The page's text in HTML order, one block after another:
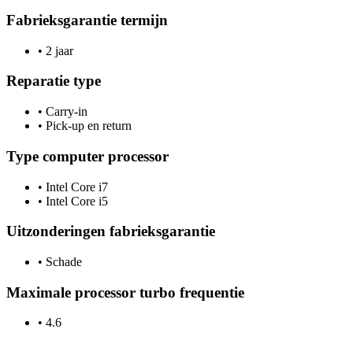
Fabrieksgarantie termijn
• 2 jaar
Reparatie type
• Carry-in
• Pick-up en return
Type computer processor
• Intel Core i7
• Intel Core i5
Uitzonderingen fabrieksgarantie
• Schade
Maximale processor turbo frequentie
• 4.6